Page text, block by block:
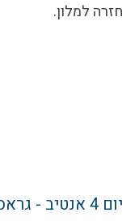
חזרה למלון.
יום 4 אנטיב -